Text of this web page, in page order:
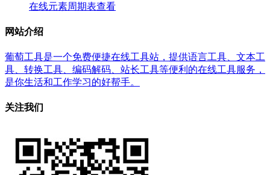
在线元素周期表查看
网站介绍
葡萄工具是一个免费便捷在线工具站，提供语言工具、文本工
具、转换工具、编码解码、站长工具等便利的在线工具服务，
是你生活和工作学习的好帮手。
关注我们